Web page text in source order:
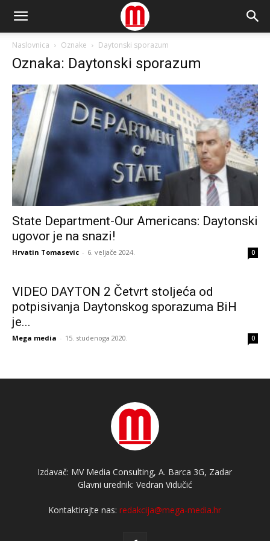
Naslovnica Oznake Daytonski sporazum
Oznaka: Daytonski sporazum
State Department-Our Americans: Daytonski
ugovor je na snazi!
Hrvatin Tomasevic - 6. veljače 2024. 0
VIDEO DAYTON 2 Četvrt stoljeća od
potpisivanja Daytonskog sporazuma BiH
je...
Mega media - 15. studenoga 2020. 0
Izdavač: MV Media Consulting, A. Barca 3G, Zadar
Glavni urednik: Vedran Vidučić
Kontaktirajte nas:redakcija@mega-media.hr